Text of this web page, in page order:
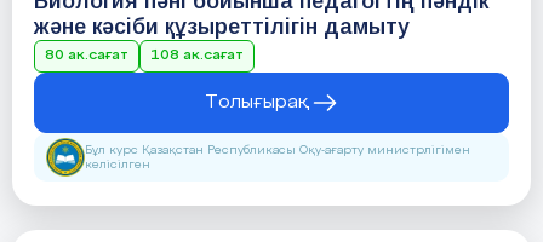
және кәсіби құзыреттілігін дамыту
80 ак.сағат 108 ак.сағат
Толығырақ
Бұл курс Қазақстан Республикасы Оқу-ағарту министрлігімен
келісілген